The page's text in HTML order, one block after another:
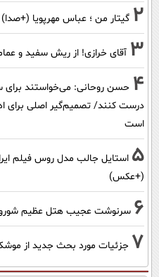
2 گیتار من ؛ عباس مهرپویا (+صدا)
3 آقای خرازی! از ریش سفید و
4 حسن روحانی: می‌خواستند برای
درست کنند/ تصمیم‌گیر اصلی برای
است
5 استایل جالب مدل روس فیلم
(+عکس)
6 سرنوشت عجیب هتل عظیم
7 جزئیات مورد بحث جدید از